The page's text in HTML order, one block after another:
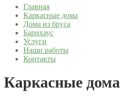
Главная
Каркасные дома
Дома из бруса
Барнхаус
Услуги
Наши работы
Контакты
Каркасные дома